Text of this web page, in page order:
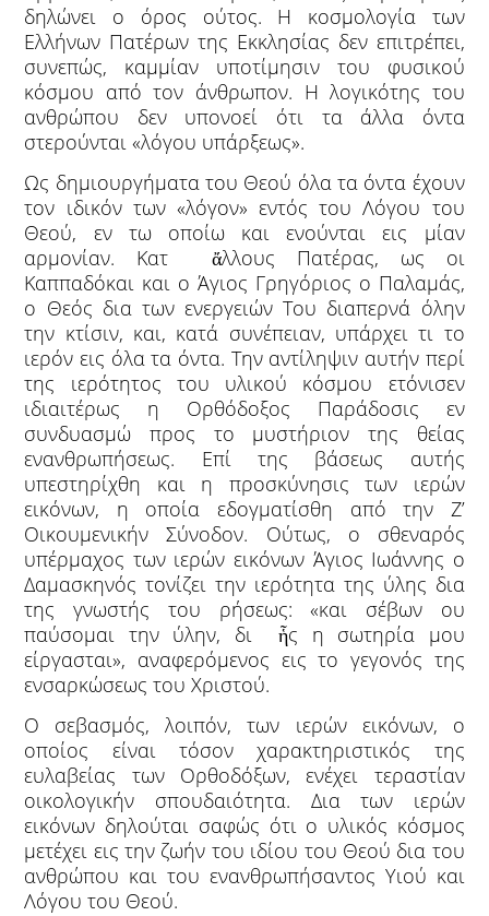
δηλώνει ο όρος ούτος. Η κοσμολογία των
Ελλήνων Πατέρων της Εκκλησίας δεν επιτρέπει,
συνεπώς, καμμίαν υποτίμησιν του φυσικού
κόσμου από τον άνθρωπον. Η λογικότης του
ανθρώπου δεν υπονοεί ότι τα άλλα όντα
στερούνται «λόγου υπάρξεως».
Ως δημιουργήματα του Θεού όλα τα όντα έχουν
τον ιδικόν των «λόγον» εντός του Λόγου του
Θεού, εν τω οποίω και ενούνται εις μίαν
αρμονίαν. Κατ ἄλλους Πατέρας, ως οι
Καππαδόκαι και ο Άγιος Γρηγόριος ο Παλαμάς,
ο Θεός δια των ενεργειών Του διαπερνά όλην
την κτίσιν, και, κατά συνέπειαν, υπάρχει τι το
ιερόν εις όλα τα όντα. Την αντίληψιν αυτήν περί
της ιερότητος του υλικού κόσμου ετόνισεν
ιδιαιτέρως η Ορθόδοξος Παράδοσις εν
συνδυασμώ προς το μυστήριον της θείας
ενανθρωπήσεως. Επί της βάσεως αυτής
υπεστηρίχθη και η προσκύνησις των ιερών
εικόνων, η οποία εδογματίσθη από την Ζ’
Οικουμενικήν Σύνοδον. Ούτως, ο σθεναρός
υπέρμαχος των ιερών εικόνων Άγιος Ιωάννης ο
Δαμασκηνός τονίζει την ιερότητα της ύλης δια
της γνωστής του ρήσεως: «και σέβων ου
παύσομαι την ύλην, δι ἧς η σωτηρία μου
είργασται», αναφερόμενος εις το γεγονός της
ενσαρκώσεως του Χριστού.
Ο σεβασμός, λοιπόν, των ιερών εικόνων, ο
οποίος είναι τόσον χαρακτηριστικός της
ευλαβείας των Ορθοδόξων, ενέχει τεραστίαν
οικολογικήν σπουδαιότητα. Δια των ιερών
εικόνων δηλούται σαφώς ότι ο υλικός κόσμος
μετέχει εις την ζωήν του ιδίου του Θεού δια του
ανθρώπου και του ενανθρωπήσαντος Υιού και
Λόγου του Θεού.